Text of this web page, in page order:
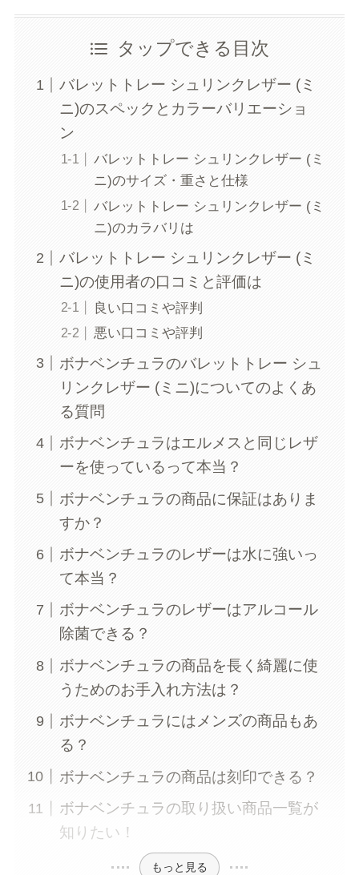
タップできる目次
バレットトレー シュリンクレザー (ミ
ニ)のスペックとカラーバリエーショ
ン
バレットトレー シュリンクレザー (ミ
ニ)のサイズ・重さと仕様
バレットトレー シュリンクレザー (ミ
ニ)のカラバリは
バレットトレー シュリンクレザー (ミ
ニ)の使用者の口コミと評価は
良い口コミや評判
悪い口コミや評判
ボナベンチュラのバレットトレー シュ
リンクレザー (ミニ)についてのよくあ
る質問
ボナベンチュラはエルメスと同じレザ
ーを使っているって本当？
ボナベンチュラの商品に保証はありま
すか？
ボナベンチュラのレザーは水に強いっ
て本当？
ボナベンチュラのレザーはアルコール
除菌できる？
ボナベンチュラの商品を長く綺麗に使
うためのお手入れ方法は？
ボナベンチュラにはメンズの商品もあ
る？
ボナベンチュラの商品は刻印できる？
ボナベンチュラの取り扱い商品一覧が
知りたい！
もっと見る